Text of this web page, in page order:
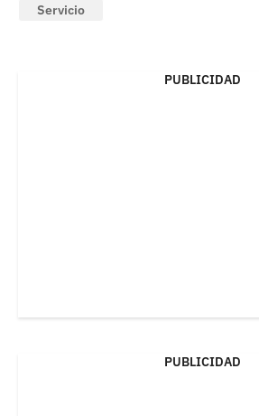
Servicio
PUBLICIDAD
PUBLICIDAD